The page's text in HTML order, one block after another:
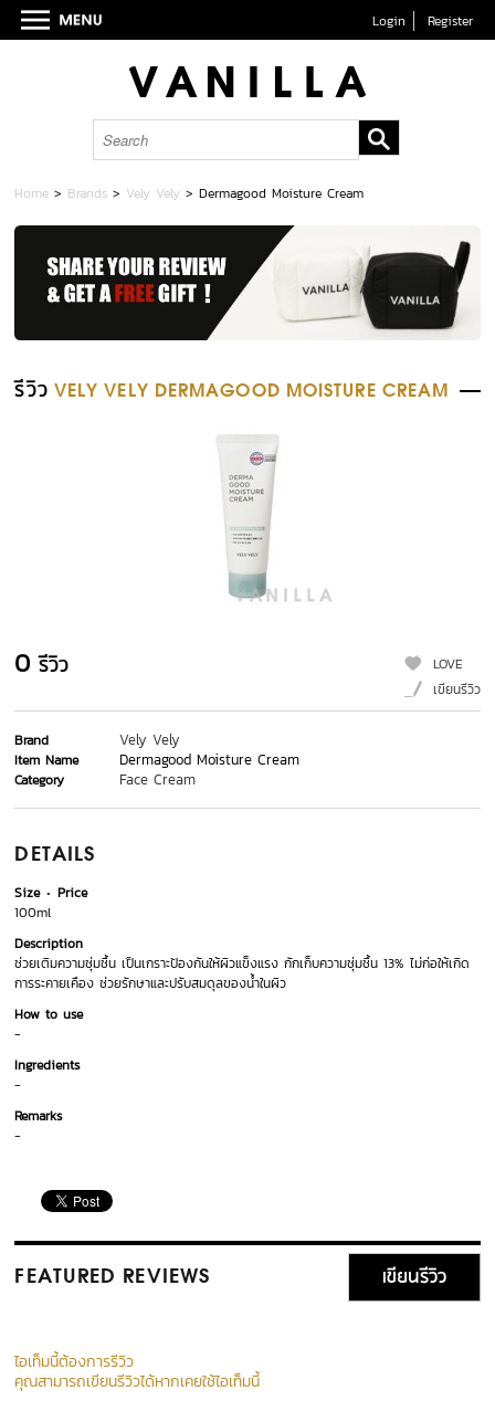
Login Register
Home > Brands > Vely Vely >Dermagood Moisture Cream
รีวิว VELY VELY DERMAGOOD MOISTURE CREAM
0 รีวิว
LOVE
เขียนรีวิว
Brand Vely Vely
Item Name Dermagood Moisture Cream
Category Face Cream
DETAILS
Size
Price
100ml
Description
ช่วยเติมความชุ่มชื้น เป็นเกราะป้องกันให้ผิวแข็งแรง กักเก็บความชุ่มชื้น 13% ไม่ก่อให้เกิด
การระคายเคือง ช่วยรักษาและปรับสมดุลของน้ำในผิว
How to use
-
Ingredients
-
Remarks
-
FEATURED REVIEWS เขียนรีวิว
ไอเท็มนี้ต้องการรีวิว
คุณสามารถเขียนรีวิวได้หากเคยใช้ไอเท็มนี้